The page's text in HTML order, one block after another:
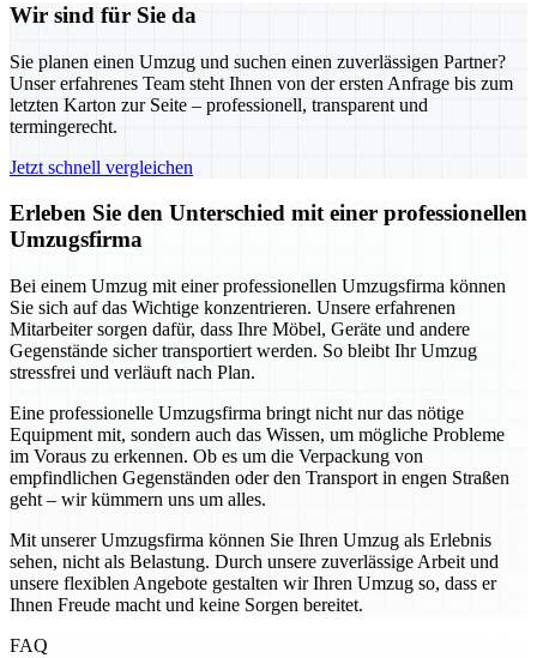
Wir sind für Sie da
Sie planen einen Umzug und suchen einen zuverlässigen Partner?
Unser erfahrenes Team steht Ihnen von der ersten Anfrage bis zum
letzten Karton zur Seite – professionell, transparent und
termingerecht.
Jetzt schnell vergleichen
Erleben Sie den Unterschied mit einer professionellen
Umzugsfirma
Bei einem Umzug mit einer professionellen Umzugsfirma können
Sie sich auf das Wichtige konzentrieren. Unsere erfahrenen
Mitarbeiter sorgen dafür, dass Ihre Möbel, Geräte und andere
Gegenstände sicher transportiert werden. So bleibt Ihr Umzug
stressfrei und verläuft nach Plan.
Eine professionelle Umzugsfirma bringt nicht nur das nötige
Equipment mit, sondern auch das Wissen, um mögliche Probleme
im Voraus zu erkennen. Ob es um die Verpackung von
empfindlichen Gegenständen oder den Transport in engen Straßen
geht – wir kümmern uns um alles.
Mit unserer Umzugsfirma können Sie Ihren Umzug als Erlebnis
sehen, nicht als Belastung. Durch unsere zuverlässige Arbeit und
unsere flexiblen Angebote gestalten wir Ihren Umzug so, dass er
Ihnen Freude macht und keine Sorgen bereitet.
FAQ